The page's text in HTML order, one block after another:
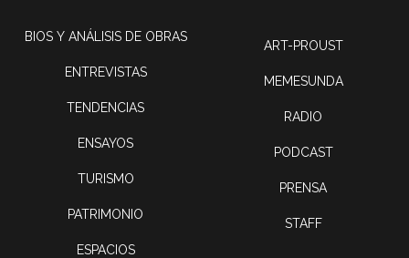
BIOS Y ANÁLISIS DE OBRAS
ENTREVISTAS
TENDENCIAS
ENSAYOS
TURISMO
PATRIMONIO
ESPACIOS
ART-PROUST
MEMESUNDA
RADIO
PODCAST
PRENSA
STAFF